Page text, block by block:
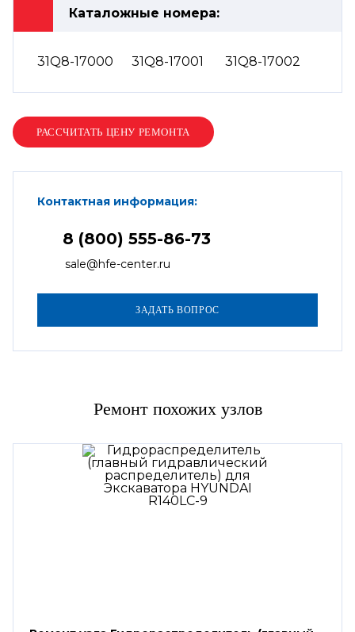
Каталожные номера:
31Q8-17000 31Q8-17001 31Q8-17002
Контактная информация:
8 (800) 555-86-73
sale@hfe-center.ru
Ремонт похожих узлов